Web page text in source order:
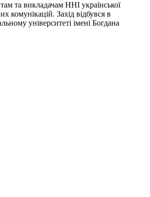
та викладачам ННІ української
комунікацій. Захід відбувся в
університеті імені Богдана